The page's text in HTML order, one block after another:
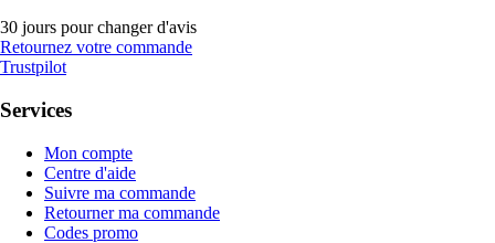
30 jours pour changer d'avis
Retournez votre commande
Trustpilot
Services
Mon compte
Centre d'aide
Suivre ma commande
Retourner ma commande
Codes promo